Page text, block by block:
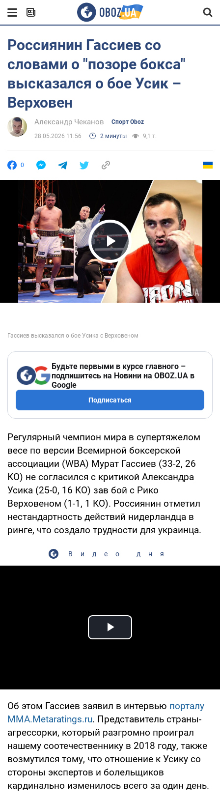
Россиянин Гассиев со
словами о "позоре бокса"
высказался о бое Усик –
Верховен
Александр Чеканов Спорт Oboz
28.05.2026 11:56 2 минуты 9,1 т.
0
Play Video
Будьте первыми в курсе главного –
подпишитесь на Новини на OBOZ.UA в
Google
Подписаться
Регулярный чемпион мира в супертяжелом
весе по версии Всемирной боксерской
ассоциации (WBA) Мурат Гассиев (33-2, 26
КО) не согласился с критикой Александра
Усика (25-0, 16 КО) зав бой с Рико
Верховеном (1-1, 1 КО). Россиянин отметил
нестандартность действий нидерландца в
ринге, что создало трудности для украинца.
Видео дня
Play Video
Об этом Гассиев заявил в интервью порталу
MMA.Metaratings.ru. Представитель страны-
агрессорки, который разгромно проиграл
нашему соотечественнику в 2018 году, также
возмутился тому, что отношение к Усику со
стороны экспертов и болельщиков
кардинально изменилось всего за один день.